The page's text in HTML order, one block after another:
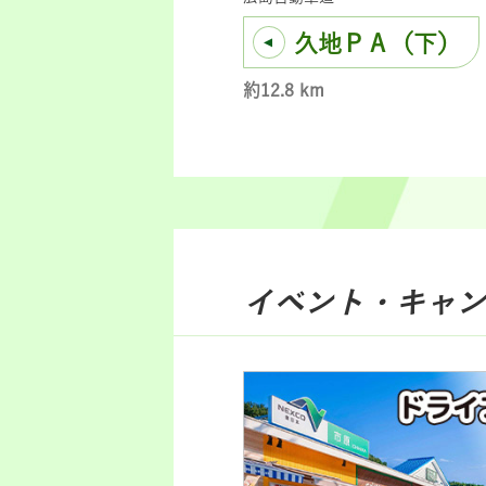
久地ＰＡ（下）
約12.8 km
イベント・キャ